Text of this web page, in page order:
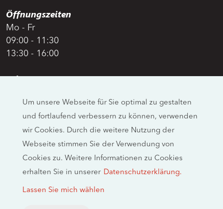
Öffnungszeiten
Mo - Fr
09:00 - 11:30
13:30 - 16:00
Adresse
Allmendstrasse 26
CH-4658 Däniken
Social Media
Um unsere Webseite für Sie optimal zu gestalten
und fortlaufend verbessern zu können, verwenden
wir Cookies. Durch die weitere Nutzung der
Webseite stimmen Sie der Verwendung von
Cookies zu. Weitere Informationen zu Cookies
erhalten Sie in unserer Datenschutzerklärung.
Lassen Sie mich wählen